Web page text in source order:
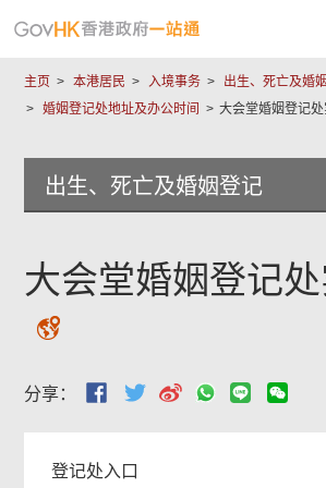
主页 本港居民 入境事务 出生、死亡及婚
婚姻登记处地址及办公时间
大会堂婚姻登记处
出生、死亡及婚姻登记
大会堂婚姻登记
分享：
登记处入口